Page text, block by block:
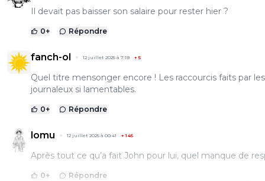
Il devait pas baisser son salaire pour rester hier ?
0+ Répondre
fanch-ol 12 juillet 2025 à 7:19 +5
Quel titre mensonger encore ! Les raccourcis faits par les
journaleux si lamentables.
0+ Répondre
lomu 12 juillet 2025 à 00:41 +145
Après tout ce qu’a fait John pour lui, quel manque de
0+ Répondre